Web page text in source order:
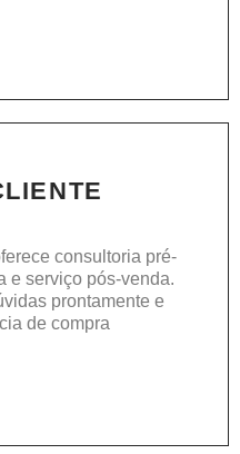
consultoria pré-
e serviço pós-venda.
prontamente e
de compra